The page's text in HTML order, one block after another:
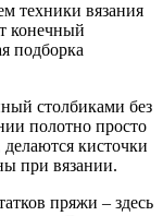
техники вязания
конечный
подборка
столбиками без
полотно просто
делаются кисточки
при вязании.
пряжи – здесь